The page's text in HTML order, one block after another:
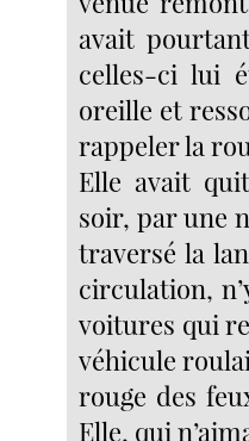
avait
celles-ci lui
oreille et
rappeler la
Elle avait
soir, par une
traversé la
circulation,
voitures qui
véhicule
rouge des
Elle, qui